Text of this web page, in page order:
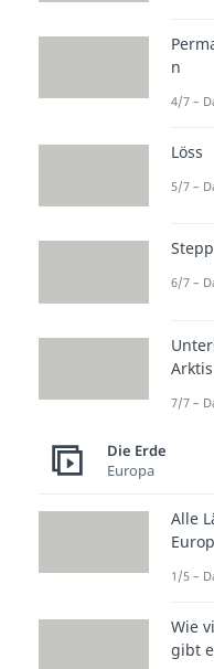
reichen
Da die
24
Erde
Stunden
Die
n
4/7 –
Löss
5/7 –
6/7 –
7/7 –
Die Erde
Europa
Alle
1/5 –
Wie
gibt